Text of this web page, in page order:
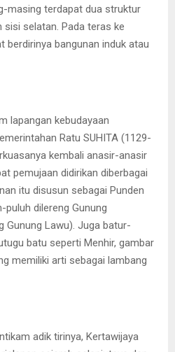
masing terdapat dua struktur
sisi selatan. Pada teras ke
berdirinya bangunan induk atau
lapangan kebudayaan
Ratu SUHITA (1129-
kembali anasir-anasir
pemujaan didirikan diberbagai
itu disusun sebagai Punden
puluh dilereng Gunung
Gunung Lawu). Juga batur-
batu seperti Menhir, gambar
memiliki arti sebagai lambang
adik tirinya, Kertawijaya